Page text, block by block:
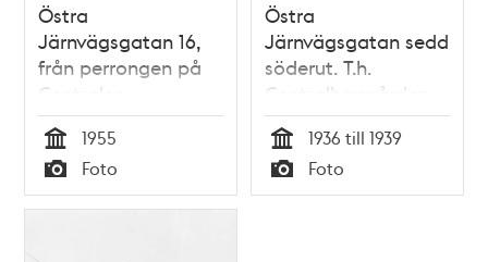
Östra
Järnvägsgatan 16,
från perrongen på
Centralen
Tid
1955
Typ
Foto
Östra
Järnvägsgatan sedd
söderut. T.h.
Centralbangården
Tid
1936 till 1939
Typ
Foto